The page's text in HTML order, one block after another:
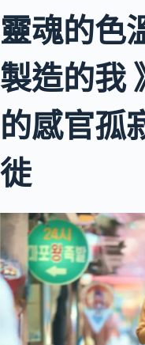
靈魂的色
製造的我
的感官孤
徙